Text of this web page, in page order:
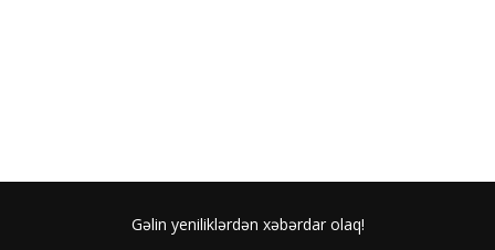
Gəlin yeniliklərdən xəbərdar olaq!